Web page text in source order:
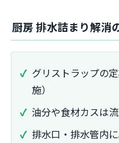
厨房 排水詰まり解消
グリストラップの
施）
油分や食材カスは
排水口・排水管内